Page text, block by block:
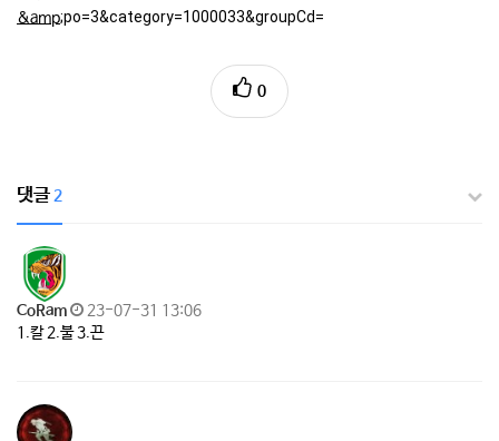
&amp;po=3&category=1000033&groupCd=
0
댓글2
CoRam
23-07-31 13:06
1.칼 2.불 3.끈